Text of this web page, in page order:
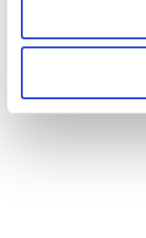
© Kolpingsfamilie